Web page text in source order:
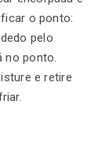
o ponto:
pelo
no ponto.
e retire